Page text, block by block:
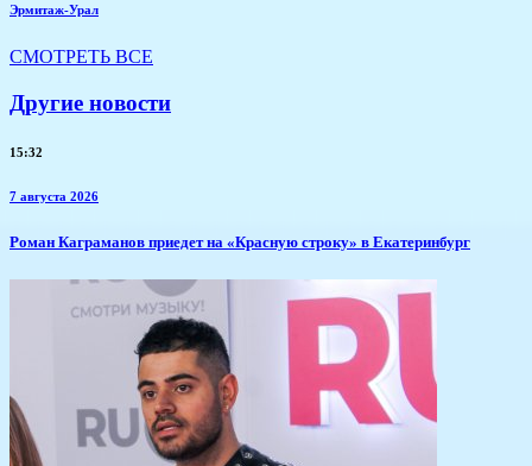
Эрмитаж-Урал
СМОТРЕТЬ ВСЕ
Другие новости
15:32
7 августа 2026
​Роман Каграманов приедет на «Красную строку» в Екатеринбург